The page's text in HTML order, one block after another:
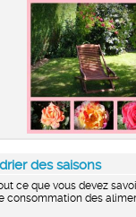
des saisons
ce que vous devez
consommation des